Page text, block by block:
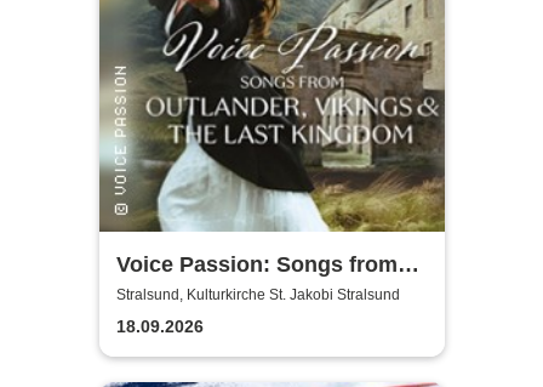
Voice Passion: Songs from
Outlander, Vikings & The Last
Kingdom
Stralsund, Kulturkirche St. Jakobi Stralsund
18.09.2026